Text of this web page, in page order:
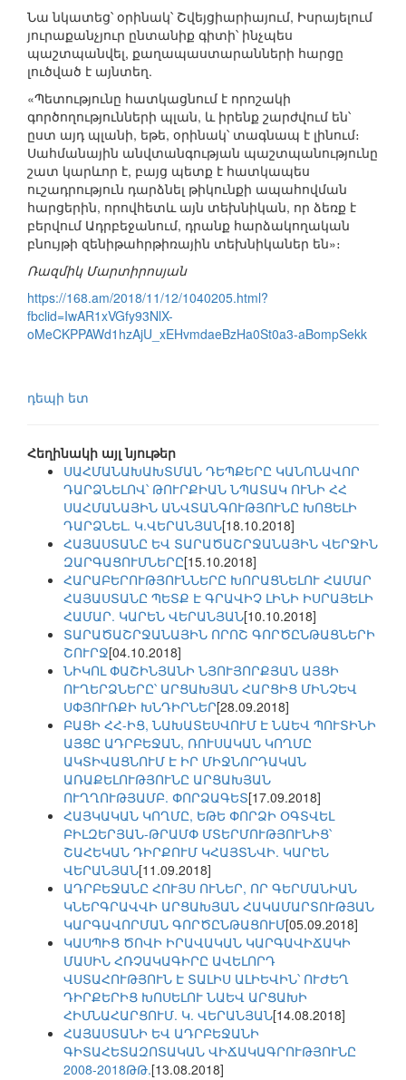
Նա նկատեց՝ օրինակ՝ Շվեյցիարիայում, Իսրայելում
յուրաքանչյուր ընտանիք գիտի՝ ինչպես
պաշտպանվել, քաղապաստարանների հարցը
լուծված է այնտեղ.
«Պետությունը հատկացնում է որոշակի
գործողությունների պլան, և իրենք շարժվում են՝
ըստ այդ պլանի, եթե, օրինակ՝ տագնապ է լինում։
Սահմանային անվտանգության պաշտպանությունը
շատ կարևոր է, բայց պետք է հատկապես
ուշադրություն դարձնել թիկունքի ապահովման
հարցերին, որովհետև այն տեխնիկան, որ ձեռք է
բերվում Ադրբեջանում, դրանք հարձակողական
բնույթի զենիթահրթիռային տեխնիկաներ են»։
Ռազմիկ Մարտիրոսյան
https://168.am/2018/11/12/1040205.html?
fbclid=IwAR1xVGfy93NlX-
oMeCKPPAWd1hzAjU_xEHvmdaeBzHa0St0a3-aBompSekk
դեպի ետ
Հեղինակի այլ նյութեր
ՍԱՀՄԱՆԱԽԱԽՏՄԱՆ ԴԵՊՔԵՐԸ ԿԱՆՈՆԱՎՈՐ
ԴԱՐՁՆԵԼՈՎ՝ ԹՈՒՐՔԻԱՆ ՆՊԱՏԱԿ ՈՒՆԻ ՀՀ
ՍԱՀՄԱՆԱՅԻՆ ԱՆՎՏԱՆԳՈՒԹՅՈՒՆԸ ԽՈՑԵԼԻ
ԴԱՐՁՆԵԼ. Կ.ՎԵՐԱՆՅԱՆ[18.10.2018]
ՀԱՅԱՍՏԱՆԸ ԵՎ ՏԱՐԱԾԱՇՐՋԱՆԱՅԻՆ ՎԵՐՋԻՆ
ԶԱՐԳԱՑՈՒՄՆԵՐԸ[15.10.2018]
ՀԱՐԱԲԵՐՈՒԹՅՈՒՆՆԵՐԸ ԽՈՐԱՑՆԵԼՈՒ ՀԱՄԱՐ
ՀԱՅԱՍՏԱՆԸ ՊԵՏՔ Է ԳՐԱՎԻՉ ԼԻՆԻ ԻՍՐԱՅԵԼԻ
ՀԱՄԱՐ. ԿԱՐԵՆ ՎԵՐԱՆՅԱՆ[10.10.2018]
ՏԱՐԱԾԱՇՐՋԱՆԱՅԻՆ ՈՐՈՇ ԳՈՐԾԸՆԹԱՑՆԵՐԻ
ՇՈՒՐՋ[04.10.2018]
ՆԻԿՈԼ ՓԱՇԻՆՅԱՆԻ ՆՅՈՒՅՈՐՔՅԱՆ ԱՅՑԻ
ՈՒՂԵՐՁՆԵՐԸ՝ ԱՐՑԱԽՅԱՆ ՀԱՐՑԻՑ ՄԻՆՉԵՎ
ՍՓՅՈՒՌՔԻ ԽՆԴԻՐՆԵՐ[28.09.2018]
ԲԱՑԻ ՀՀ-ԻՑ, ՆԱԽԱՏԵՍՎՈՒՄ Է ՆԱԵՎ ՊՈՒՏԻՆԻ
ԱՅՑԸ ԱԴՐԲԵՋԱՆ, ՌՈՒՍԱԿԱՆ ԿՈՂՄԸ
ԱԿՏԻՎԱՑՆՈՒՄ Է ԻՐ ՄԻՋՆՈՐԴԱԿԱՆ
ԱՌԱՔԵԼՈՒԹՅՈՒՆԸ ԱՐՑԱԽՅԱՆ
ՈՒՂՂՈՒԹՅԱՄԲ. ՓՈՐՁԱԳԵՏ[17.09.2018]
ՀԱՅԿԱԿԱՆ ԿՈՂՄԸ, ԵԹԵ ՓՈՐՁԻ ՕԳՏՎԵԼ
ԲԻԼԶԵՐՅԱՆ-ԹՐԱՄՓ ՄՏԵՐՄՈՒԹՅՈՒՆԻՑ՝
ՇԱՀԵԿԱՆ ԴԻՐՔՈՒՄ ԿՀԱՅՏՆՎԻ. ԿԱՐԵՆ
ՎԵՐԱՆՅԱՆ[11.09.2018]
ԱԴՐԲԵՋԱՆԸ ՀՈՒՅՍ ՈՒՆԵՐ, ՈՐ ԳԵՐՄԱՆԻԱՆ
ԿՆԵՐԳՐԱՎՎԻ ԱՐՑԱԽՅԱՆ ՀԱԿԱՄԱՐՏՈՒԹՅԱՆ
ԿԱՐԳԱՎՈՐՄԱՆ ԳՈՐԾԸՆԹԱՑՈՒՄ[05.09.2018]
ԿԱՍՊԻՑ ԾՈՎԻ ԻՐԱՎԱԿԱՆ ԿԱՐԳԱՎԻՃԱԿԻ
ՄԱՍԻՆ ՀՌՉԱԿԱԳԻՐԸ ԱՎԵԼՈՐԴ
ՎՍՏԱՀՈՒԹՅՈՒՆ Է ՏԱԼԻՍ ԱԼԻԵՎԻՆ՝ ՈՒԺԵՂ
ԴԻՐՔԵՐԻՑ ԽՈՍԵԼՈՒ ՆԱԵՎ ԱՐՑԱԽԻ
ՀԻՄՆԱՀԱՐՑՈՒՄ. Կ. ՎԵՐԱՆՅԱՆ[14.08.2018]
ՀԱՅԱՍՏԱՆԻ ԵՎ ԱԴՐԲԵՋԱՆԻ
ԳԻՏԱՀԵՏԱԶՈՏԱԿԱՆ ՎԻՃԱԿԱԳՐՈՒԹՅՈՒՆԸ
2008-2018ԹԹ.[13.08.2018]